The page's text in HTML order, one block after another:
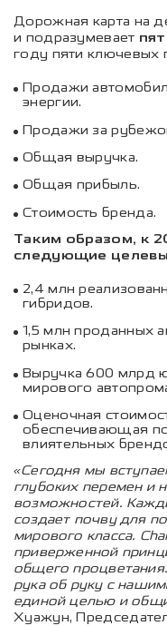
Дорожная карта на
и подразумевает
году пяти ключевых
Продажи
энергии.
Продажи за
Общая выручка.
Общая прибыль.
Стоимость бренда.
Таким образом, к
следующие
2,4 млн
гибридов.
1,5 млн проданных
рынках.
Выручка 600 млрд
мирового
Оценочная
обеспечивающая
влиятельных
«Сегодня мы
глубоких перемен и
возможностей.
создает почву для
мирового класса.
приверженной
общего
рука об руку с
единой целью и
Хуажун,